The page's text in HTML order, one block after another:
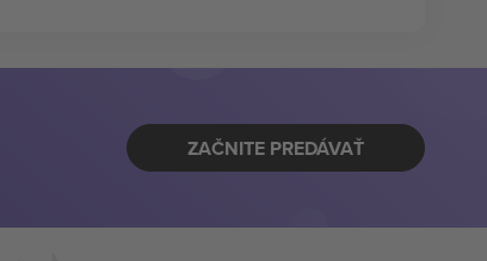
ZAČNITE PREDÁVAŤ